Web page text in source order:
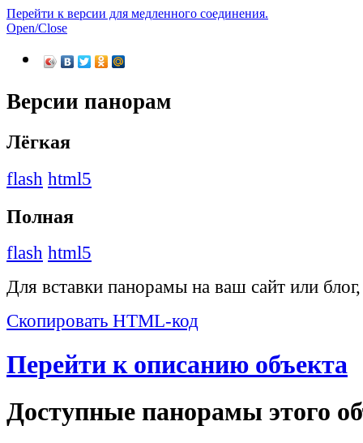
Перейти к версии для медленного соединения.
Open/Close
Версии панорам
Лёгкая
flash html5
Полная
flash html5
Для вставки панорамы на ваш сайт или
Скопировать HTML-код
Перейти к описанию объекта
Доступные панорамы этого